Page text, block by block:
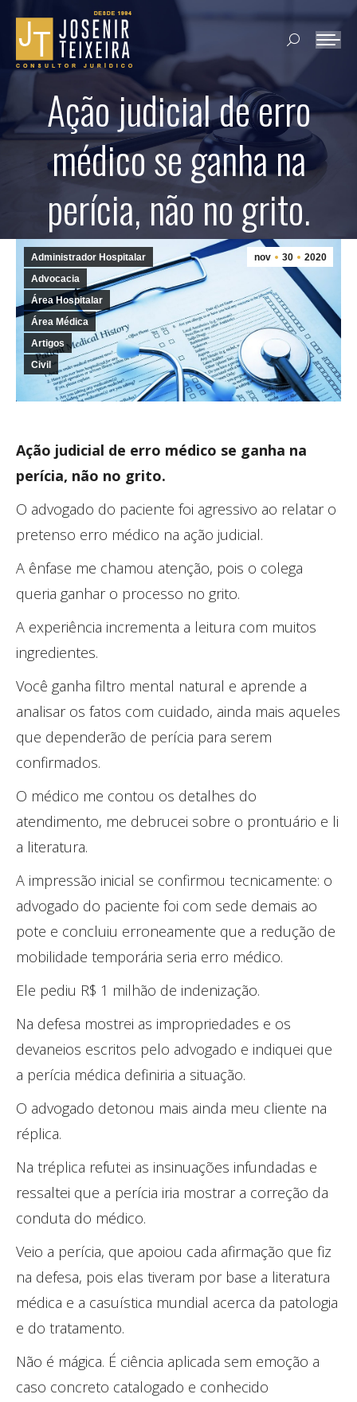
Search:
Ação judicial de erro
médico se ganha na
perícia, não no grito.
nov 30 2020
Administrador Hospitalar
Advocacia
Área Hospitalar
Área Médica
Artigos
Civil
Ação judicial de erro médico se ganha na
perícia, não no grito.
O advogado do paciente foi agressivo ao relatar o
pretenso erro médico na ação judicial.
A ênfase me chamou atenção, pois o colega
queria ganhar o processo no grito.
A experiência incrementa a leitura com muitos
ingredientes.
Você ganha filtro mental natural e aprende a
analisar os fatos com cuidado, ainda mais aqueles
que dependerão de perícia para serem
confirmados.
O médico me contou os detalhes do
atendimento, me debrucei sobre o prontuário e li
a literatura.
A impressão inicial se confirmou tecnicamente: o
advogado do paciente foi com sede demais ao
pote e concluiu erroneamente que a redução de
mobilidade temporária seria erro médico.
Ele pediu R$ 1 milhão de indenização.
Na defesa mostrei as impropriedades e os
devaneios escritos pelo advogado e indiquei que
a perícia médica definiria a situação.
O advogado detonou mais ainda meu cliente na
réplica.
Na tréplica refutei as insinuações infundadas e
ressaltei que a perícia iria mostrar a correção da
conduta do médico.
Veio a perícia, que apoiou cada afirmação que fiz
na defesa, pois elas tiveram por base a literatura
médica e a casuística mundial acerca da patologia
e do tratamento.
Não é mágica. É ciência aplicada sem emoção a
caso concreto catalogado e conhecido